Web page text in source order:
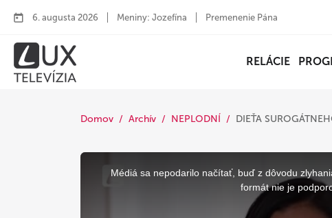
6. augusta 2026 Meniny: Jozefína Premenenie Pána
RELÁCIE
Domov Archív NEPLODNÍ DIEŤA
This
Médiá sa nepodarilo načítať, buď z dôvodu
formát nie je